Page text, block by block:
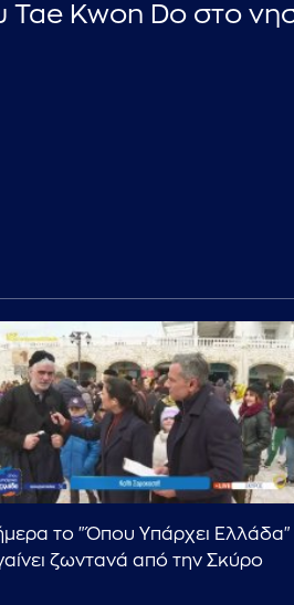
Tae Kwon Do στο
το "Όπου Υπάρχει Ελλάδα"
ζωντανά από την Σκύρο